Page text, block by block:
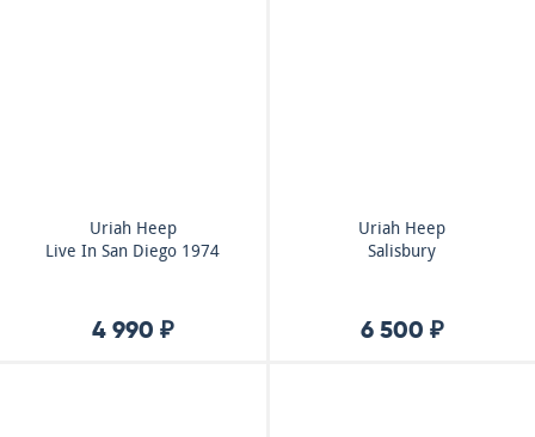
Uriah Heep
Live In San Diego 1974
4 990 ₽
Uriah Heep
Salisbury
6 500 ₽